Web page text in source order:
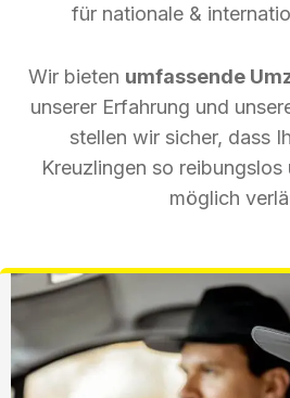
für nationale &
Wir bieten umfassende
unserer Erfahrung und
stellen wir sicher, dass
Kreuzlingen so
möglich